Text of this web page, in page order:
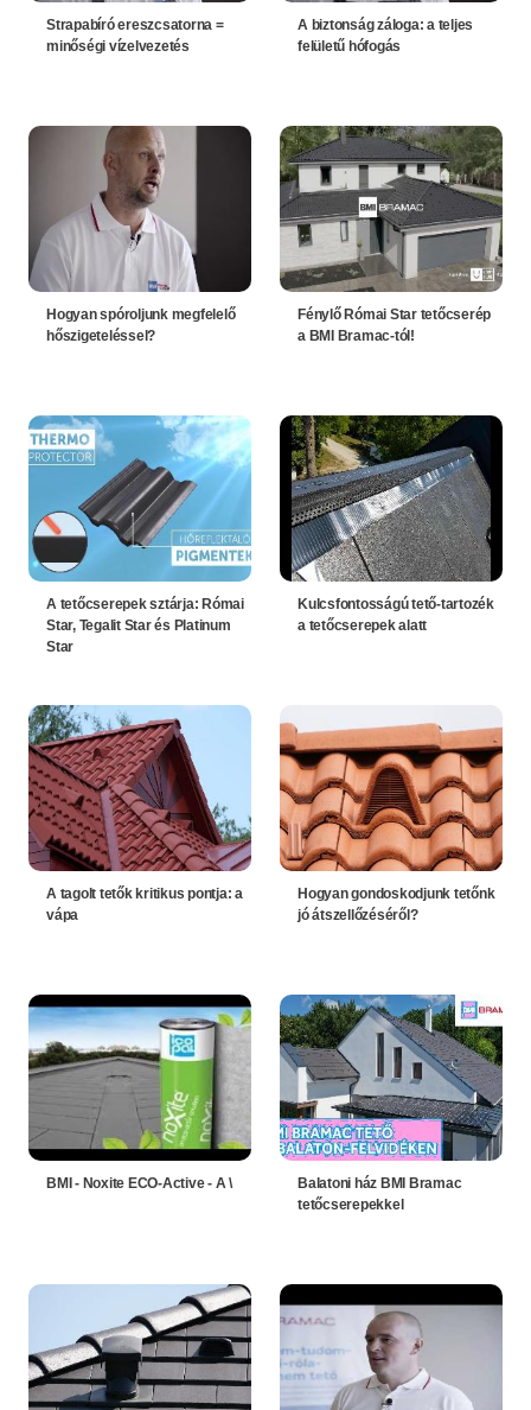
Strapabíró ereszcsatorna =
minőségi vízelvezetés
A biztonság záloga: a teljes
felületű hófogás
Hogyan spóroljunk megfelelő
hőszigeteléssel?
Fénylő Római Star tetőcserép
a BMI Bramac-tól!
A tetőcserepek sztárja: Római
Star, Tegalit Star és Platinum
Star
Kulcsfontosságú tető-tartozék
a tetőcserepek alatt
A tagolt tetők kritikus pontja: a
vápa
Hogyan gondoskodjunk tetőnk
jó átszellőzéséről?
BMI - Noxite ECO-Active - A \
Balatoni ház BMI Bramac
tetőcserepekkel